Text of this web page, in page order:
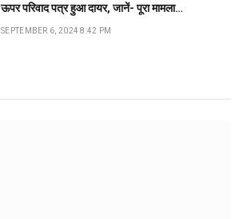
ऊपर परिवाद पत्र हुआ दायर, जानें- पूरा मामला…
SEPTEMBER 6, 2024 8:42 PM